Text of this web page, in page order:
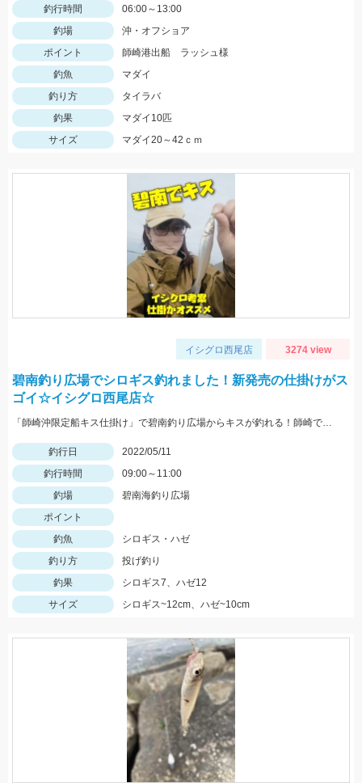
釣行時間
06:00～13:00
釣場
沖・オフショア
ポイント
師崎港出船 ラッシュ様
釣魚
マダイ
釣り方
タイラバ
釣果
マダイ10匹
サイズ
マダイ20～42ｃｍ
イシグロ西尾店 3274 view
碧南釣り広場でシロギス釣れました！新発売の仕掛けがス
ゴイ☆イシグロ西尾店☆
「師崎沖限定船キス仕掛け」で碧南釣り広場からキスが釣れる！師崎でも船でもないけどとっても使いやすい！
釣行日
2022/05/11
釣行時間
09:00～11:00
釣場
碧南海釣り広場
ポイント
釣魚
シロギス・ハゼ
釣り方
投げ釣り
釣果
シロギス7、ハゼ12
サイズ
シロギス~12cm、ハゼ~10cm